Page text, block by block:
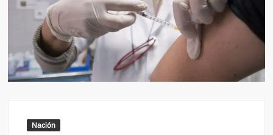
Nación